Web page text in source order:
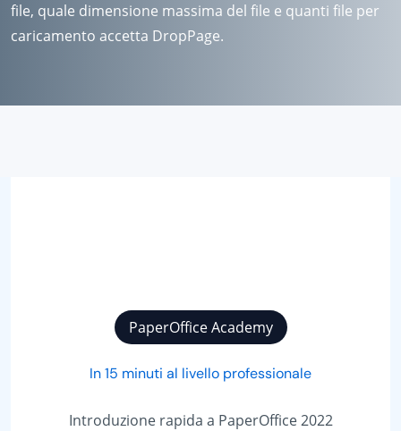
file, quale dimensione massima del file e quanti file per
caricamento accetta DropPage.
PaperOffice Academy
In 15 minuti al livello professionale
Introduzione rapida a PaperOffice 2022